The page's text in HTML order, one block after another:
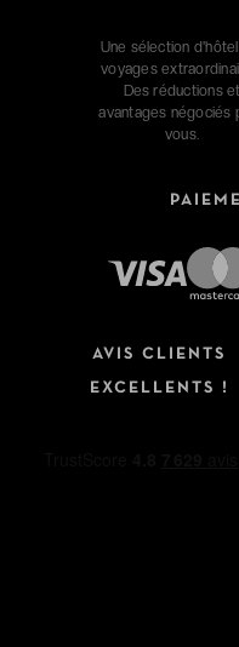
Une sélection
voyages
Des réductions et
avantages négociés
vous.
AVIS CLIENTS
EXCELLENTS !